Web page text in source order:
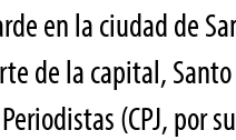
en la ciudad de
de la capital,
(CPJ, por